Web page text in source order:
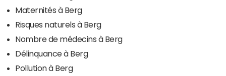
Maternités à Berg
Risques naturels à Berg
Nombre de médecins à Berg
Délinquance à Berg
Pollution à Berg